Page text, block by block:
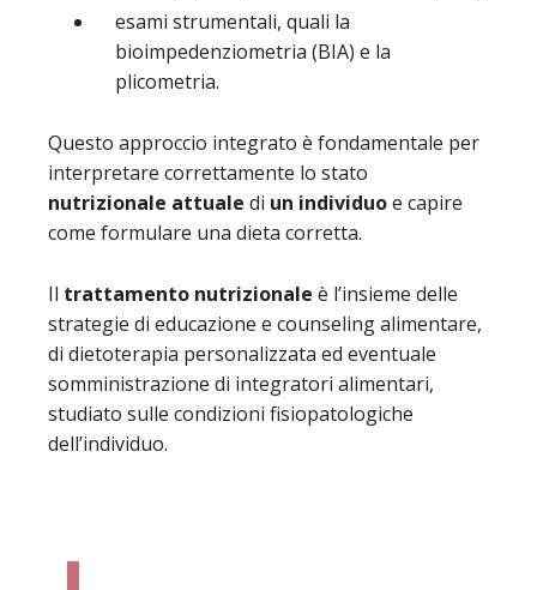
esami strumentali, quali la
bioimpedenziometria (BIA) e la
plicometria.
Questo approccio integrato è fondamentale per
interpretare correttamente lo stato
nutrizionale attuale di un individuoe capire
come formulare una dieta corretta.
Il trattamento nutrizionale è l’insieme delle
strategie di educazione e counseling alimentare,
di dietoterapia personalizzata ed eventuale
somministrazione di integratori alimentari,
studiato sulle condizioni fisiopatologiche
dell’individuo.